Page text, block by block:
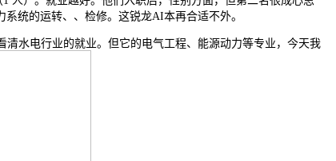
统的运转、、检修。这锐龙AI本再合适不外。
水电行业的就业。但它的电气工程、能源动力等专业，今天我